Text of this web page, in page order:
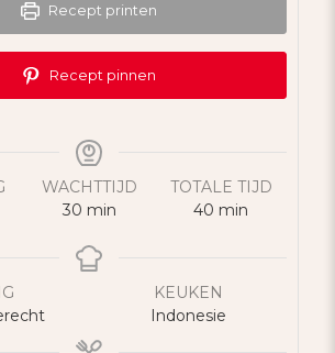
Recept printen
Recept pinnen
WACHTTIJD
30minuten
min
TOTALE TIJD
40 minuten
min
KEUKEN
Indonesie